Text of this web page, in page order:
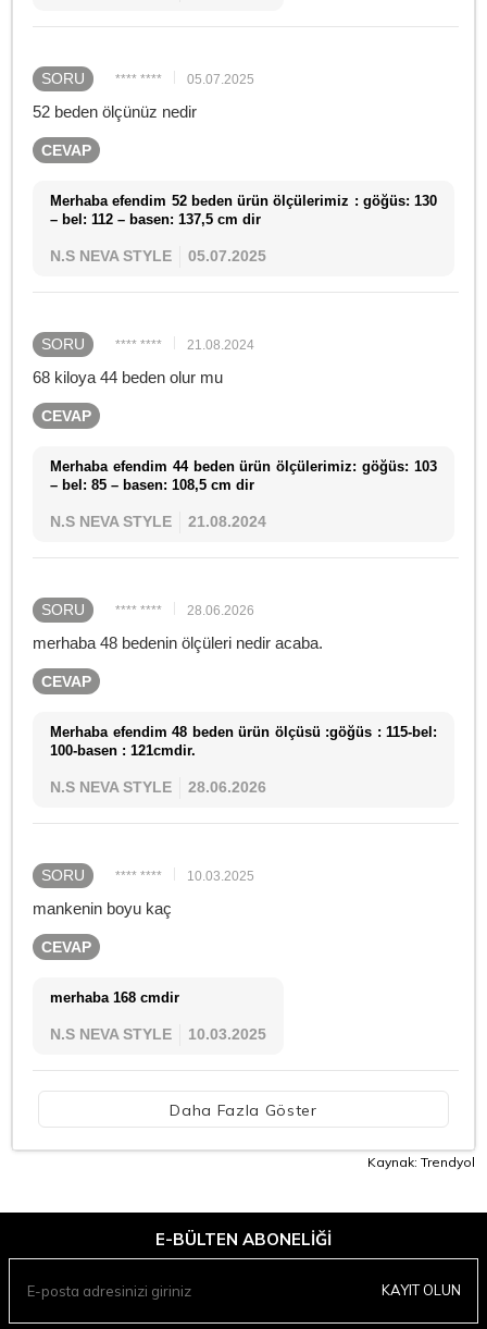
SORU **** **** 05.07.2025
52 beden ölçünüz nedir
CEVAP
Merhaba efendim 52 beden ürün ölçülerimiz : göğüs: 130
– bel: 112 – basen: 137,5 cm dir
N.S NEVA STYLE 05.07.2025
SORU **** **** 21.08.2024
68 kiloya 44 beden olur mu
CEVAP
Merhaba efendim 44 beden ürün ölçülerimiz: göğüs: 103
– bel: 85 – basen: 108,5 cm dir
N.S NEVA STYLE 21.08.2024
SORU **** **** 28.06.2026
merhaba 48 bedenin ölçüleri nedir acaba.
CEVAP
Merhaba efendim 48 beden ürün ölçüsü :göğüs : 115-bel:
100-basen : 121cmdir.
N.S NEVA STYLE 28.06.2026
SORU **** **** 10.03.2025
mankenin boyu kaç
CEVAP
merhaba 168 cmdir
N.S NEVA STYLE 10.03.2025
Daha Fazla Göster
Kaynak: Trendyol
E-BÜLTEN ABONELIĞI
KAYIT OLUN